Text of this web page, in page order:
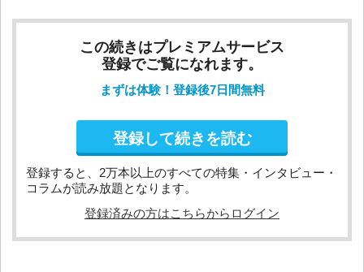
この続きはプレミアムサービス
登録でご覧になれます。
まずは体験！登録後7日間無料
登録して続きを読む
登録すると、2万本以上のすべての特集・インタビュー・
コラムが読み放題となります。
登録済みの方はこちらからログイン